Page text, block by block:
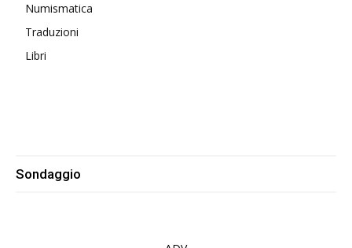
Numismatica
Traduzioni
Libri
Sondaggio